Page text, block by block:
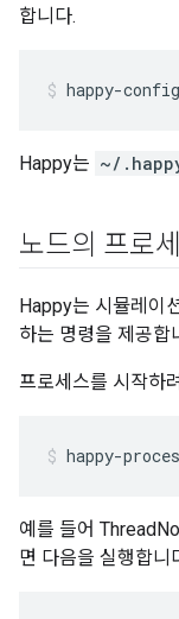
합니다.
happy-
Happy는 ~/
노드의 프로
Happy는 시뮬레이
하는 명령을 제공합
프로세스를 시작하
happy-
예를 들어
면 다음을 실행합니